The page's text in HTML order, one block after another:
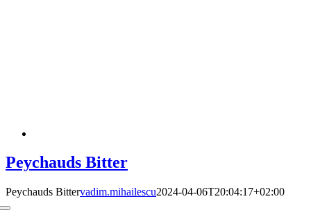
Peychauds Bitter
Peychauds Bittervadim.mihailescu2024-04-06T20:04:17+02:00
Toggle